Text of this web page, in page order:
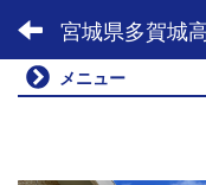
宮城県多賀城
メニュー